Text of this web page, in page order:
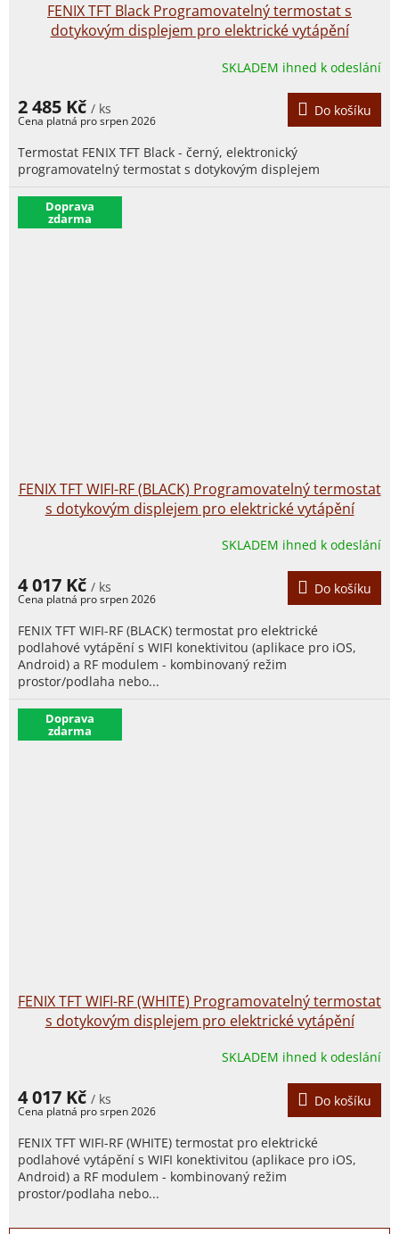
FENIX TFT Black Programovatelný termostat s
dotykovým displejem pro elektrické vytápění
SKLADEM ihned k odeslání
2 485 Kč / ks Do košíku
Termostat FENIX TFT Black - černý, elektronický
programovatelný termostat s dotykovým displejem
​Doprava
zdarma
FENIX TFT WIFI-RF (BLACK) Programovatelný termostat
s dotykovým displejem pro elektrické vytápění
SKLADEM ihned k odeslání
4 017 Kč / ks Do košíku
FENIX TFT WIFI-RF (BLACK) termostat pro elektrické
podlahové vytápění s WIFI konektivitou (aplikace pro iOS,
Android) a RF modulem - kombinovaný režim
prostor/podlaha nebo...
​Doprava
zdarma
FENIX TFT WIFI-RF (WHITE) Programovatelný termostat
s dotykovým displejem pro elektrické vytápění
SKLADEM ihned k odeslání
4 017 Kč / ks Do košíku
FENIX TFT WIFI-RF (WHITE) termostat pro elektrické
podlahové vytápění s WIFI konektivitou (aplikace pro iOS,
Android) a RF modulem - kombinovaný režim
prostor/podlaha nebo...